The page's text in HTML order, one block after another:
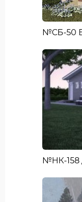
№СБ-50
№НК-158